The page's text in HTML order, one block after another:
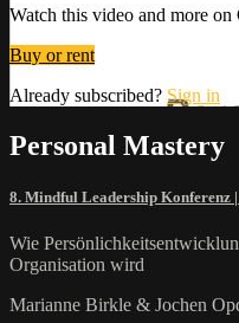
Watch this video and more
Buy or rent
Already subscribed? Sign in
Personal Mastery
8. Mindful Leadership Konferenz
Wie
Organisation wird
Marianne Birkle & Jochen